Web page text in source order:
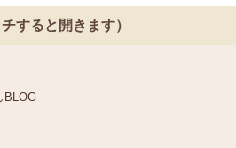
すると開きます）
BLOG